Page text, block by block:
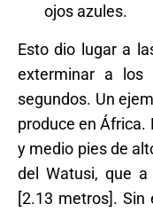
ojos azules.
Esto dio lugar a
exterminar a los
segundos. Un
produce en África.
y medio pies de
del Watusi, que
[2.13 metros]. Sin